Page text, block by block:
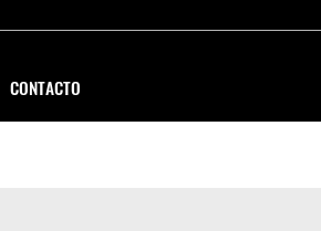
CONTACTO